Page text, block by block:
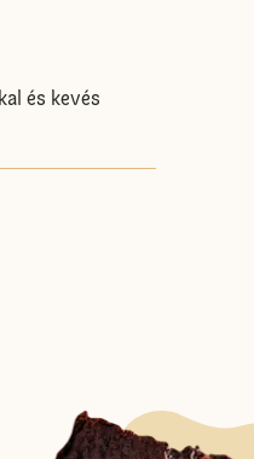
és kevés